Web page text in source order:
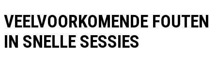
VEELVOORKOMENDE FOUTEN
IN SNELLE SESSIES